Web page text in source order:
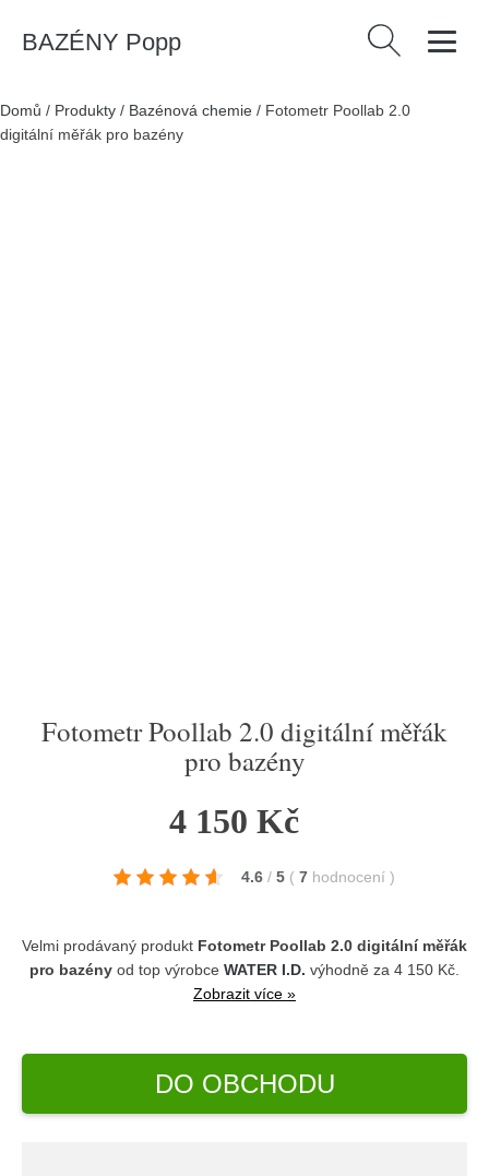
BAZÉNY Popp Vyhledávání
Domů / Produkty / Bazénová chemie / Fotometr Poollab 2.0
digitální měřák pro bazény
Fotometr Poollab 2.0 digitální měřák
pro bazény
4 150 Kč
4.6 / 5 ( 7 hodnocení )
Velmi prodávaný produkt Fotometr Poollab 2.0 digitální měřák
pro bazény od top výrobce WATER I.D. výhodně za 4 150 Kč.
Zobrazit více »
DO OBCHODU